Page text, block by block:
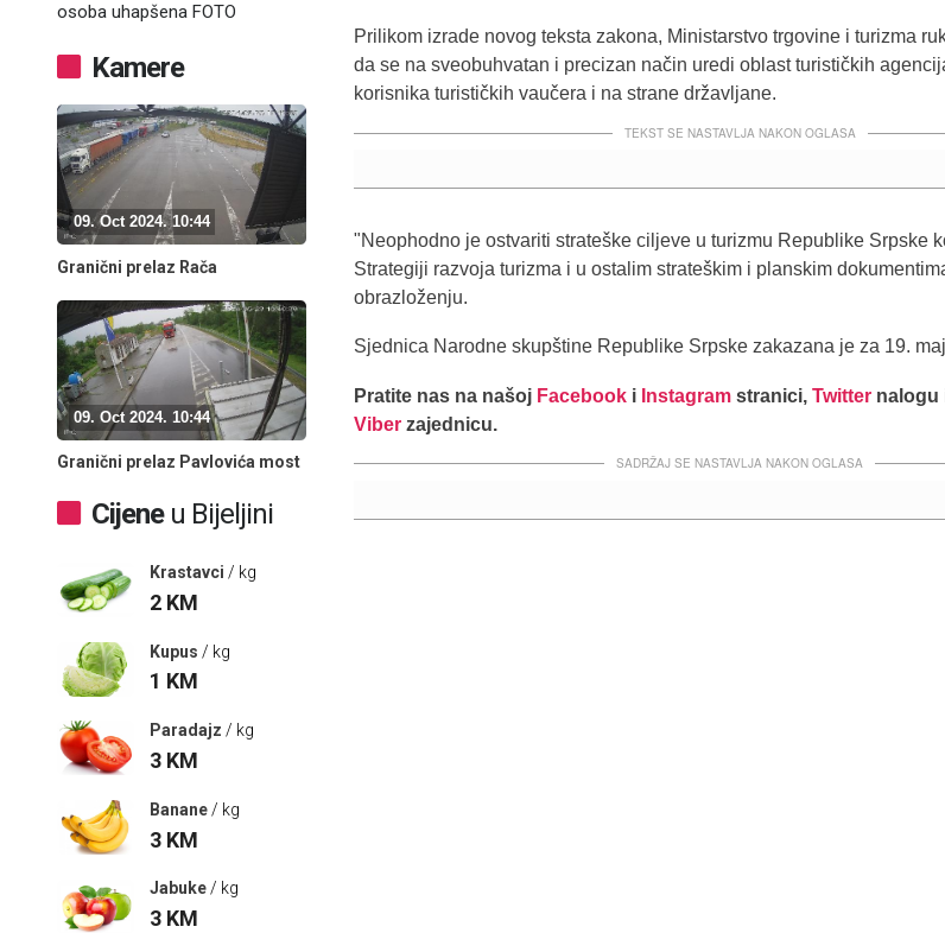
osoba uhapšena FOTO
Kamere
09. Oct 2024. 10:44
Granični prelaz Rača
09. Oct 2024. 10:44
Granični prelaz Pavlovića most
Cijeneu Bijeljini
Krastavci / kg
2 KM
Kupus / kg
1 KM
Paradajz / kg
3 KM
Banane / kg
3 KM
Jabuke/ kg
3 KM
Prilikom izrade novog teksta zakona, Ministarstvo trgovine i turizma
da se na sveobuhvatan i precizan način uredi oblast turističkih
korisnika turističkih vaučera i na strane državljane.
TEKST SE NASTAVLJA NAKON OGLASA
"Neophodno je ostvariti strateške ciljeve u turizmu Republike Srpske
Strategiji razvoja turizma i u ostalim strateškim i planskim
obrazloženju.
Sjednica Narodne skupštine Republike Srpske zakazana je za 19.
Pratite nas na našoj Facebook i Instagram stranici, Twitter nalogu
Viber zajednicu.
SADRŽAJ SE NASTAVLJA NAKON OGLASA